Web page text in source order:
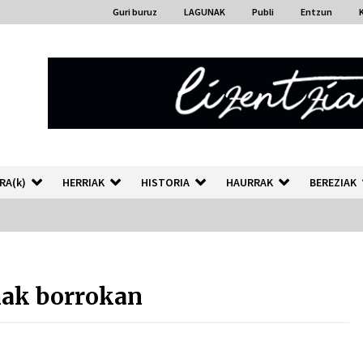
Guri buruz LAGUNAK Publi Entzun
HERRIAK HISTORIA HAURRAK BEREZIAK
borrokan